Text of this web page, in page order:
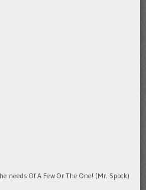
needs Of A Few Or The One! (Mr. Spock)